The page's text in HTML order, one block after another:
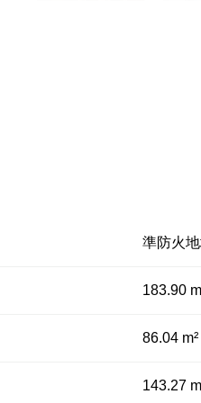
準防火
183.90
86.04 m²
143.27